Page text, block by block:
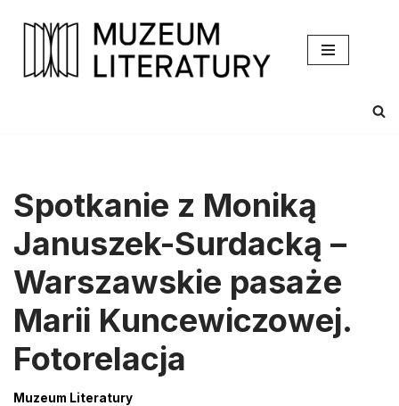
Przejdź
do
Spotkanie z Moniką
Januszek-Surdacką –
Warszawskie pasaże
Marii Kuncewiczowej.
Fotorelacja
Muzeum Literatury